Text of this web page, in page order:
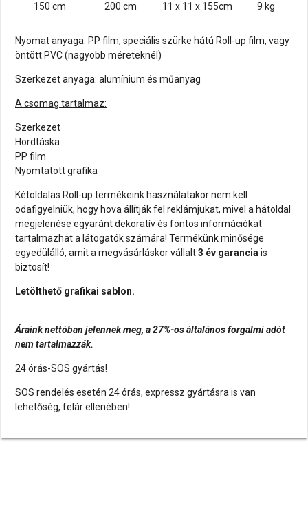
150 cm 200 cm 11 x 11 x 155cm 9 kg
Nyomat anyaga: PP film, speciális szürke hátú Roll-up film, vagy
öntött PVC (nagyobb méreteknél)
Szerkezet anyaga: alumínium és műanyag
A csomag tartalmaz:
Szerkezet
Hordtáska
PP film
Nyomtatott grafika
Kétoldalas Roll-up termékeink használatakor nem kell
odafigyelniük, hogy hova állítják fel reklámjukat, mivel a hátoldal
megjelenése egyaránt dekoratív és fontos információkat
tartalmazhat a látogatók számára! Termékünk minősége
egyedülálló, amit a megvásárláskor vállalt3 év garanciais
biztosít!
Letölthető grafikai sablon.
Áraink nettóban jelennek meg, a 27%-os általános forgalmi adót
nem tartalmazzák.
24 órás-SOS gyártás!
SOS rendelés esetén 24 órás, expressz gyártásra is van
lehetőség, felár ellenében!